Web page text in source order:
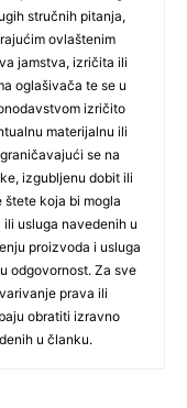
stručnih pitanja,
ovlaštenim
jamstva, izričita ili
oglašivača te se u
izričito
materijalnu ili
se na
izgubljenu dobit ili
koja bi mogla
usluga navedenih u
proizvoda i usluga
odgovornost. Za sve
prava ili
obratiti izravno
u članku.